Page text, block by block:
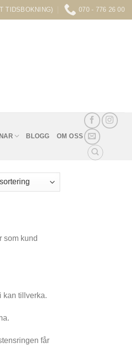
TIDSBOKNING) 070 - 776 26 00
BLOGG OM OSS
som kund
kan tillverka.
får